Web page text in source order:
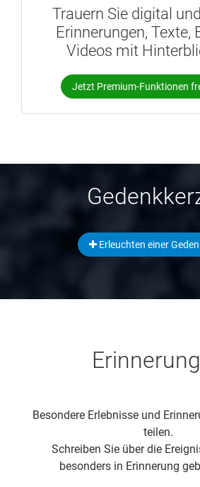
Trauern Sie digital
Erinnerungen, Texte,
Videos mit
Jetzt Premium-Funktionen
Erleuchten einer
Besondere Erlebnisse und
teilen.
Schreiben Sie über die
besonders in Erinnerung